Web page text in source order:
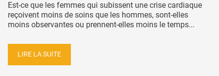
Est-ce que les femmes qui subissent une crise cardiaque
reçoivent moins de soins que les hommes, sont-elles
moins observantes ou prennent-elles moins le temps...
LIRE LA SUITE